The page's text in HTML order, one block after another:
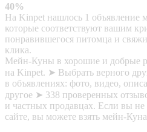
40%
На Kinpet нашлось 1 объявление
которые соответствуют вашим
понравившегося питомца и
клика.
Мейн-Куны в хорошие и добрые
на Kinpet. ➤ Выбрать верного
в объявлениях: фото, видео,
другое ➤ 338 проверенных
и частных продавцах. Если вы
сайте, вы можете взять мейн-